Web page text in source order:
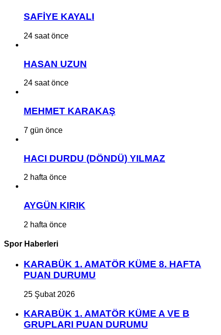
SAFİYE KAYALI
24 saat önce
HASAN UZUN
24 saat önce
MEHMET KARAKAŞ
7 gün önce
HACI DURDU (DÖNDÜ) YILMAZ
2 hafta önce
AYGÜN KIRIK
2 hafta önce
Spor Haberleri
KARABÜK 1. AMATÖR KÜME 8. HAFTA
PUAN DURUMU
25 Şubat 2026
KARABÜK 1. AMATÖR KÜME A VE B
GRUPLARI PUAN DURUMU